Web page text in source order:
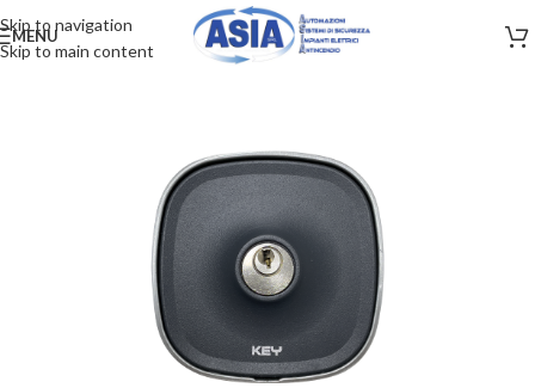
Skip to navigation
Skip to main content
MENU